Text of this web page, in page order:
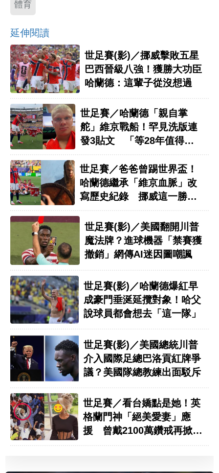
體育
延伸閱讀
世足賽(影)／挪威擊敗五星
巴西晉級八強！獲勝大功臣
哈蘭德：這輩子從沒想過
世足賽／哈蘭德「親自掌
舵」維京戰船！罕見洗版連
發3貼文 「等28年值得」
世足賽／爸爸曾踢世界盃！
哈蘭德繼承「維京血脈」改
寫歷史紀錄 挪威這一勝等
世足賽(影)／美國翻開川普
魔法牌？進球機器「禁賽獲
撤銷」網傳AI迷因圖嘲諷
世足賽(影)／哈蘭德爆紅早
成豪門垂涎延攬對象！哈父
說球員都會想去「這一隊」
世足賽(影)／美國總統川普
介入國際足總巴洛貢紅牌爭
議？美國隊總教練出面駁斥
世足賽／看台嬌點是她！英
格蘭門神「絕美愛妻」應
援 曾戴2100萬鑽戒再掀話